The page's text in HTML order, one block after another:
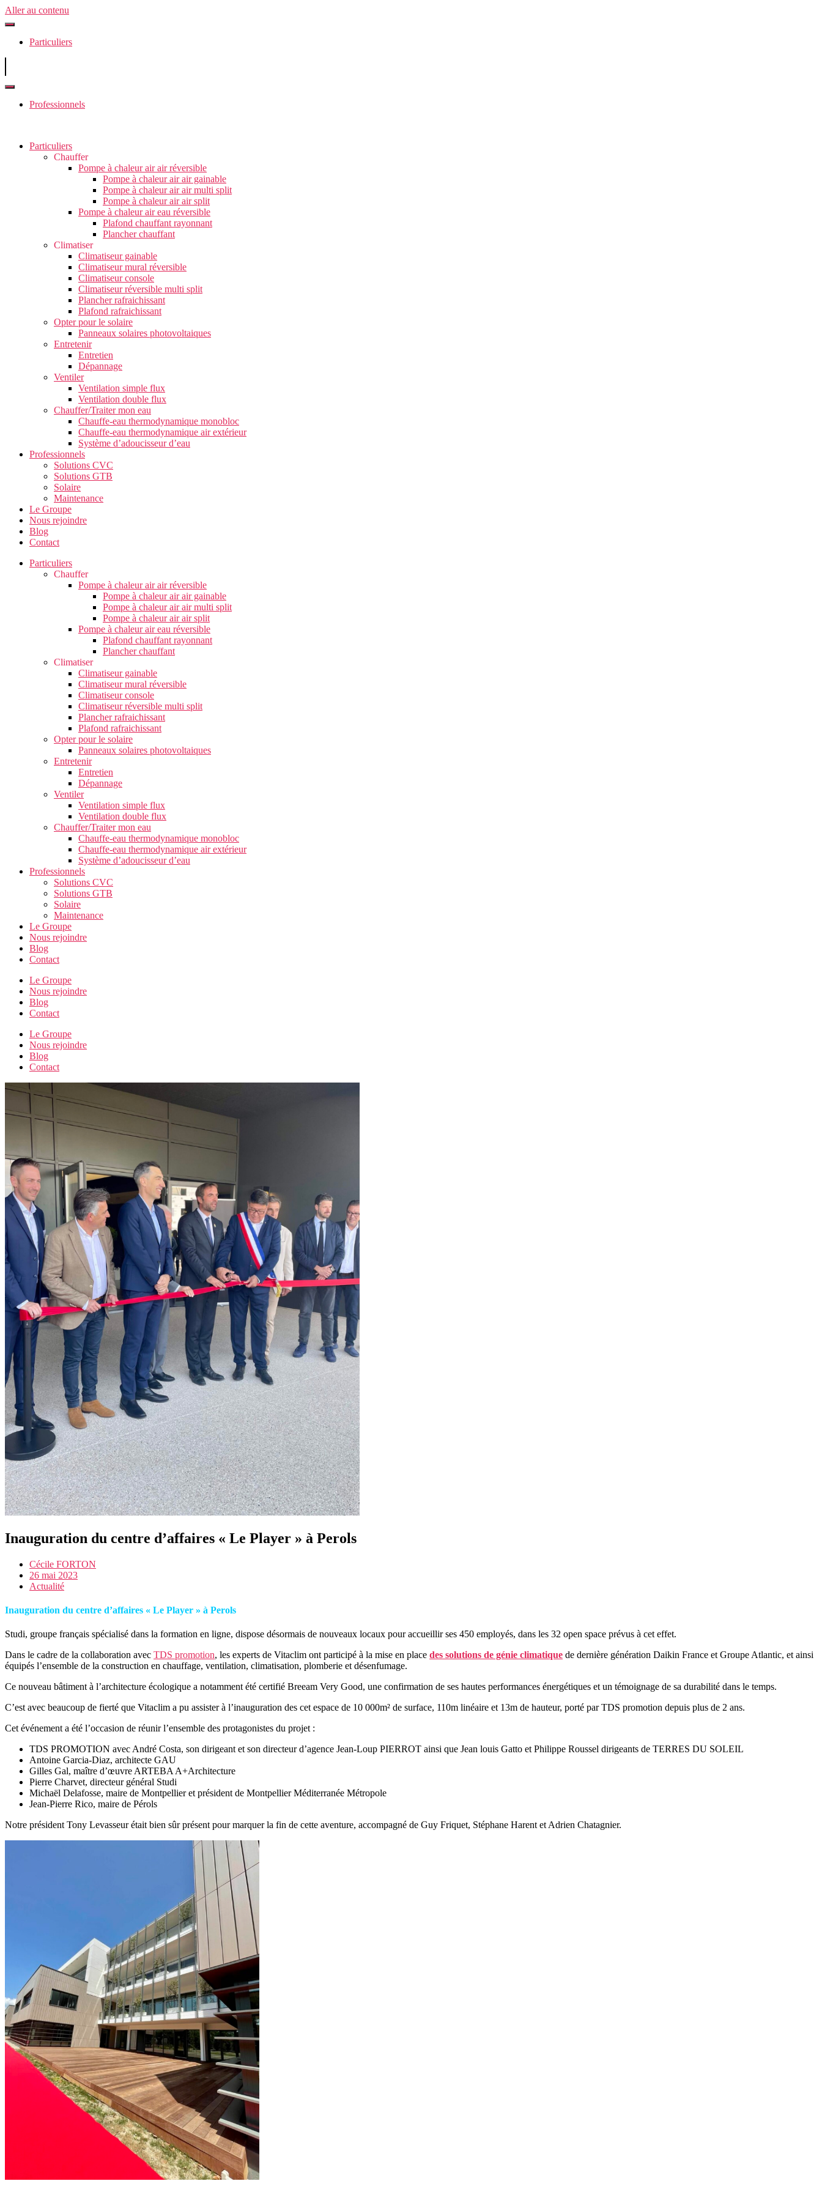
Aller au contenu
Particuliers
Professionnels
Particuliers
Chauffer
Pompe à chaleur air air réversible
Pompe à chaleur air air gainable
Pompe à chaleur air air multi split
Pompe à chaleur air air split
Pompe à chaleur air eau réversible
Plafond chauffant rayonnant
Plancher chauffant
Climatiser
Climatiseur gainable
Climatiseur mural réversible
Climatiseur console
Climatiseur réversible multi split
Plancher rafraichissant
Plafond rafraichissant
Opter pour le solaire
Panneaux solaires photovoltaiques
Entretenir
Entretien
Dépannage
Ventiler
Ventilation simple flux
Ventilation double flux
Chauffer/Traiter mon eau
Chauffe-eau thermodynamique monobloc
Chauffe-eau thermodynamique air extérieur
Système d’adoucisseur d’eau
Professionnels
Solutions CVC
Solutions GTB
Solaire
Maintenance
Le Groupe
Nous rejoindre
Blog
Contact
Particuliers
Chauffer
Pompe à chaleur air air réversible
Pompe à chaleur air air gainable
Pompe à chaleur air air multi split
Pompe à chaleur air air split
Pompe à chaleur air eau réversible
Plafond chauffant rayonnant
Plancher chauffant
Climatiser
Climatiseur gainable
Climatiseur mural réversible
Climatiseur console
Climatiseur réversible multi split
Plancher rafraichissant
Plafond rafraichissant
Opter pour le solaire
Panneaux solaires photovoltaiques
Entretenir
Entretien
Dépannage
Ventiler
Ventilation simple flux
Ventilation double flux
Chauffer/Traiter mon eau
Chauffe-eau thermodynamique monobloc
Chauffe-eau thermodynamique air extérieur
Système d’adoucisseur d’eau
Professionnels
Solutions CVC
Solutions GTB
Solaire
Maintenance
Le Groupe
Nous rejoindre
Blog
Contact
Le Groupe
Nous rejoindre
Blog
Contact
Le Groupe
Nous rejoindre
Blog
Contact
Inauguration du centre d’affaires « Le Player » à Perols
Cécile FORTON
26 mai 2023
Actualité
Inauguration du centre d’affaires « Le Player » à Perols
Studi, groupe français spécialisé dans la formation en ligne, dispose désormais de nouveaux locaux pour accueillir ses 450 employés, dans les 32 open space prévus à cet effet.
Dans le cadre de la collaboration avec TDS promotion, les experts de Vitaclim ont participé à la mise en place des solutions de génie climatique de dernière génération Daikin France et Groupe Atlantic, et ainsi
équipés l’ensemble de la construction en chauffage, ventilation, climatisation, plomberie et désenfumage.
Ce nouveau bâtiment à l’architecture écologique a notamment été certifié Breeam Very Good, une confirmation de ses hautes performances énergétiques et un témoignage de sa durabilité dans le temps.
C’est avec beaucoup de fierté que Vitaclim a pu assister à l’inauguration des cet espace de 10 000m² de surface, 110m linéaire et 13m de hauteur, porté par TDS promotion depuis plus de 2 ans.
Cet événement a été l’occasion de réunir l’ensemble des protagonistes du projet :
TDS PROMOTION avec André Costa, son dirigeant et son directeur d’agence Jean-Loup PIERROT ainsi que Jean louis Gatto et Philippe Roussel dirigeants de TERRES DU SOLEIL
Antoine Garcia-Diaz, architecte GAU
Gilles Gal, maître d’œuvre ARTEBA A+Architecture
Pierre Charvet, directeur général Studi
Michaël Delafosse, maire de Montpellier et président de Montpellier Méditerranée Métropole
Jean-Pierre Rico, maire de Pérols
Notre président Tony Levasseur était bien sûr présent pour marquer la fin de cette aventure, accompagné de Guy Friquet, Stéphane Harent et Adrien Chatagnier.